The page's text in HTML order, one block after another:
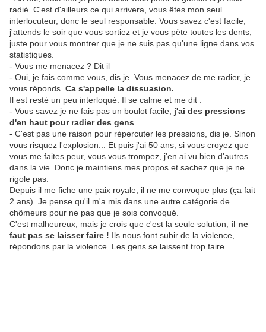
radié. C'est d'ailleurs ce qui arrivera, vous êtes mon seul
interlocuteur, donc le seul responsable. Vous savez c'est facile,
j'attends le soir que vous sortiez et je vous pète toutes les dents,
juste pour vous montrer que je ne suis pas qu'une ligne dans vos
statistiques.
- Vous me menacez ? Dit il
- Oui, je fais comme vous, dis je. Vous menacez de me radier, je
vous réponds. Ca s'appelle la dissuasion.
Il est resté un peu interloqué. Il se calme et me dit :
- Vous savez je ne fais pas un boulot facile, j'ai des pressions
d'en haut pour radier des gens
- C'est pas une raison pour répercuter les pressions, dis je. Sinon
vous risquez l'explosion... Et puis j'ai 50 ans, si vous croyez que
vous me faites peur, vous vous trompez, j'en ai vu bien d'autres
dans la vie. Donc je maintiens mes propos et sachez que je ne
rigole pas.
Depuis il me fiche une paix royale, il ne me convoque plus (ça fait
2 ans). Je pense qu'il m'a mis dans une autre catégorie de
chômeurs pour ne pas que je sois convoqué.
C'est malheureux, mais je crois que c'est la seule solution, il ne
faut pas se laisser faire ! Ils nous font subir de la violence,
répondons par la violence. Les gens se laissent trop faire...